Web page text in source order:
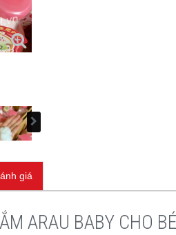
giá
ARAU BABY CHO